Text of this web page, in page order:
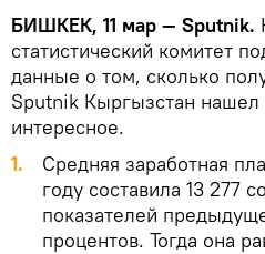
БИШКЕК, 11 мар — Sputnik.
статистический комитет
данные о том, сколько
Sputnik Кыргызстан нашел
интересное.
Средняя заработная
году составила 13 277
показателей
процентов. Тогда она